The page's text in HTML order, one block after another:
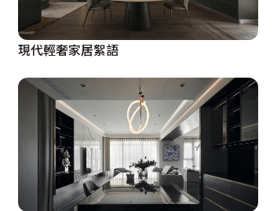
現代輕奢家居絮語